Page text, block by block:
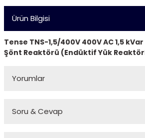
Ürün Bilgisi
Tense TNS-1,5/400V 400V AC 1,5
Şönt Reaktörü (Endüktif Yük
Yorumlar
Soru & Cevap